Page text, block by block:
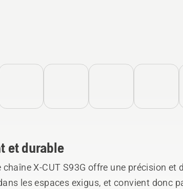
et durable
chaîne X-CUT S93G offre une précision et
les espaces exigus, et convient donc